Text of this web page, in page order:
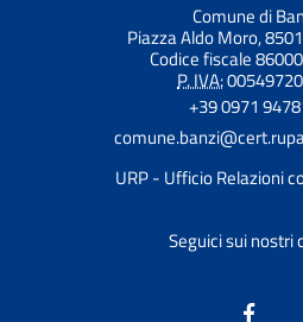
Comune di
Piazza Aldo Moro,
Codice fiscale
P. IVA:
+39 0971
URP - Ufficio Relazioni
Seguici sui nostri